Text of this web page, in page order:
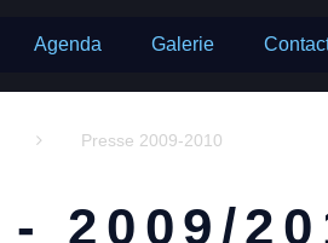
Agenda Galerie
 Presse 2009-2010
2009/